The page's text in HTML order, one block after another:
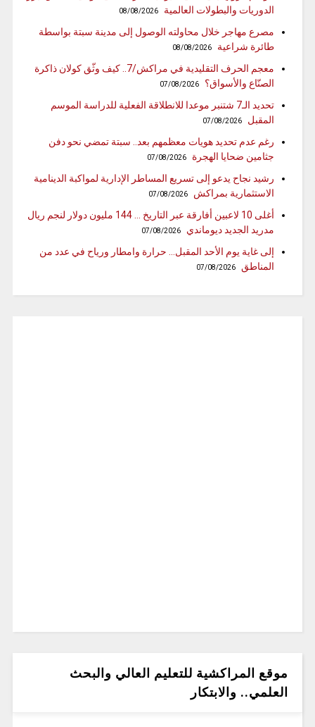
الدوريات والبطولات العالمية
08/08/2026
مصرع مهاجر خلال محاولته الوصول إلى مدينة سبتة بواسطة
طائرة شراعية
08/08/2026
معجم الحرف التقليدية في مراكش/7.. كيف وثّق كولان ذاكرة
الصنّاع والأسواق؟
07/08/2026
تحديد الـ7 شتنبر موعدا للانطلاقة الفعلية للدراسة الموسم
المقبل
07/08/2026
رغم عدم تحديد هويات معظمهم بعد.. سبتة تمضي نحو دفن
جثامين ضحايا الهجرة
07/08/2026
رشيد نجاح يدعو إلى تسريع المساطر الإدارية لمواكبة الدينامية
الاستثمارية بمراكش
07/08/2026
أغلى 10 لاعبين أفارقة عبر التاريخ … 144 مليون دولار لنجم ريال
مدريد الجديد ديوماندي
07/08/2026
إلى غاية يوم الأحد المقبل… حرارة وامطار ورياح في عدد من
المناطق
07/08/2026
موقع المراكشية للتعليم العالي والبحث
العلمي.. والابتكار